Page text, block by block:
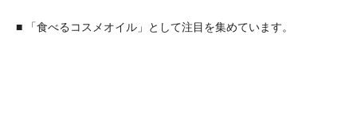
■ 「食べるコスメオイル」として注目を集めています。